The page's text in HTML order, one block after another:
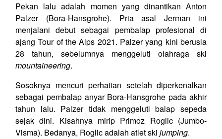
Pekan lalu adalah momen yang dinantikan Anton
Palzer (Bora-Hansgrohe). Pria asal Jerman ini
menjalani debut sebagai pembalap profesional di
ajang Tour of the Alps 2021. Palzer yang kini berusia
28 tahun, sebelumnya menggeluti olahraga ski
mountaineering.
Sosoknya mencuri perhatian setelah diperkenalkan
sebagai pembalap anyar Bora-Hansgrohe pada akhir
tahun lalu. Palzer tidak menggeluti balap sepeda
sejak dini. Kisahnya mirip Primoz Roglic (Jumbo-
Visma). Bedanya, Roglic adalah atlet ski jumping.